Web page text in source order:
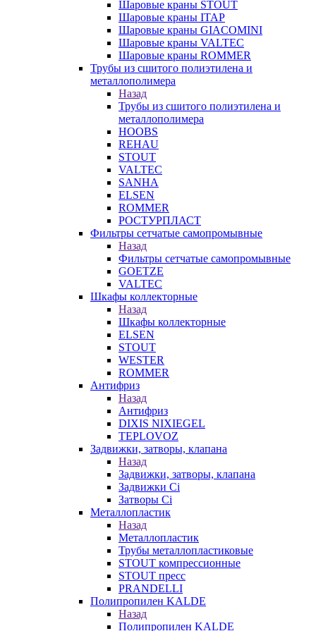
Шаровые краны STOUT
Шаровые краны ITAP
Шаровые краны GIACOMINI
Шаровые краны VALTEC
Шаровые краны ROMMER
Трубы из сшитого полиэтилена и
металлополимера
Назад
Трубы из сшитого полиэтилена и
металлополимера
HOOBS
REHAU
STOUT
VALTEC
SANHA
ELSEN
ROMMER
РОСТУРПЛАСТ
Фильтры сетчатые самопромывные
Назад
Фильтры сетчатые самопромывные
GOETZE
VALTEC
Шкафы коллекторные
Назад
Шкафы коллекторные
ELSEN
STOUT
WESTER
ROMMER
Антифриз
Назад
Антифриз
DIXIS NIXIEGEL
TEPLOVOZ
Задвижки, затворы, клапана
Назад
Задвижки, затворы, клапана
Задвижки Ci
Затворы Ci
Металлопластик
Назад
Металлопластик
Трубы металлопластиковые
STOUT компрессионные
STOUT пресс
PRANDELLI
Полипропилен KALDE
Назад
Полипропилен KALDE